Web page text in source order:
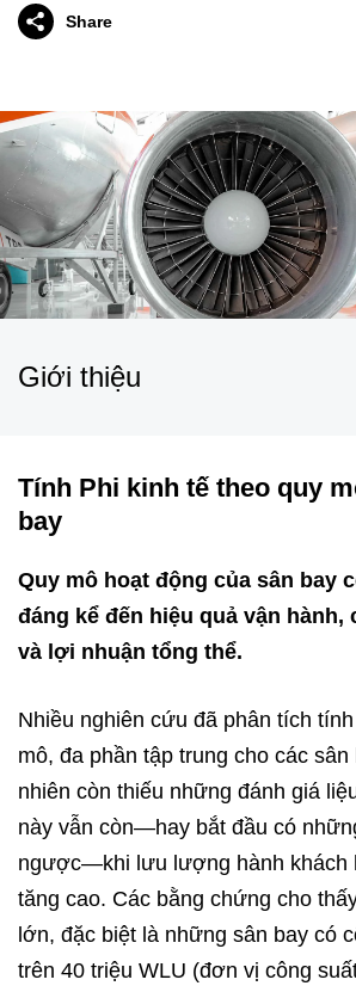
Share
Giới thiệu​
Tính Phi kinh tế theo quy
bay
Quy mô hoạt động của sân bay
đáng kể đến hiệu quả vận hành,
và lợi nhuận tổng thể.​
Nhiều nghiên cứu đã phân tích
mô, đa phần tập trung cho các sân
nhiên còn thiếu những đánh giá
này vẫn còn—hay bắt đầu có
ngược—khi lưu lượng hành khách
tăng cao. Các bằng chứng cho
lớn, đặc biệt là những sân bay có
trên 40 triệu WLU (đơn vị công